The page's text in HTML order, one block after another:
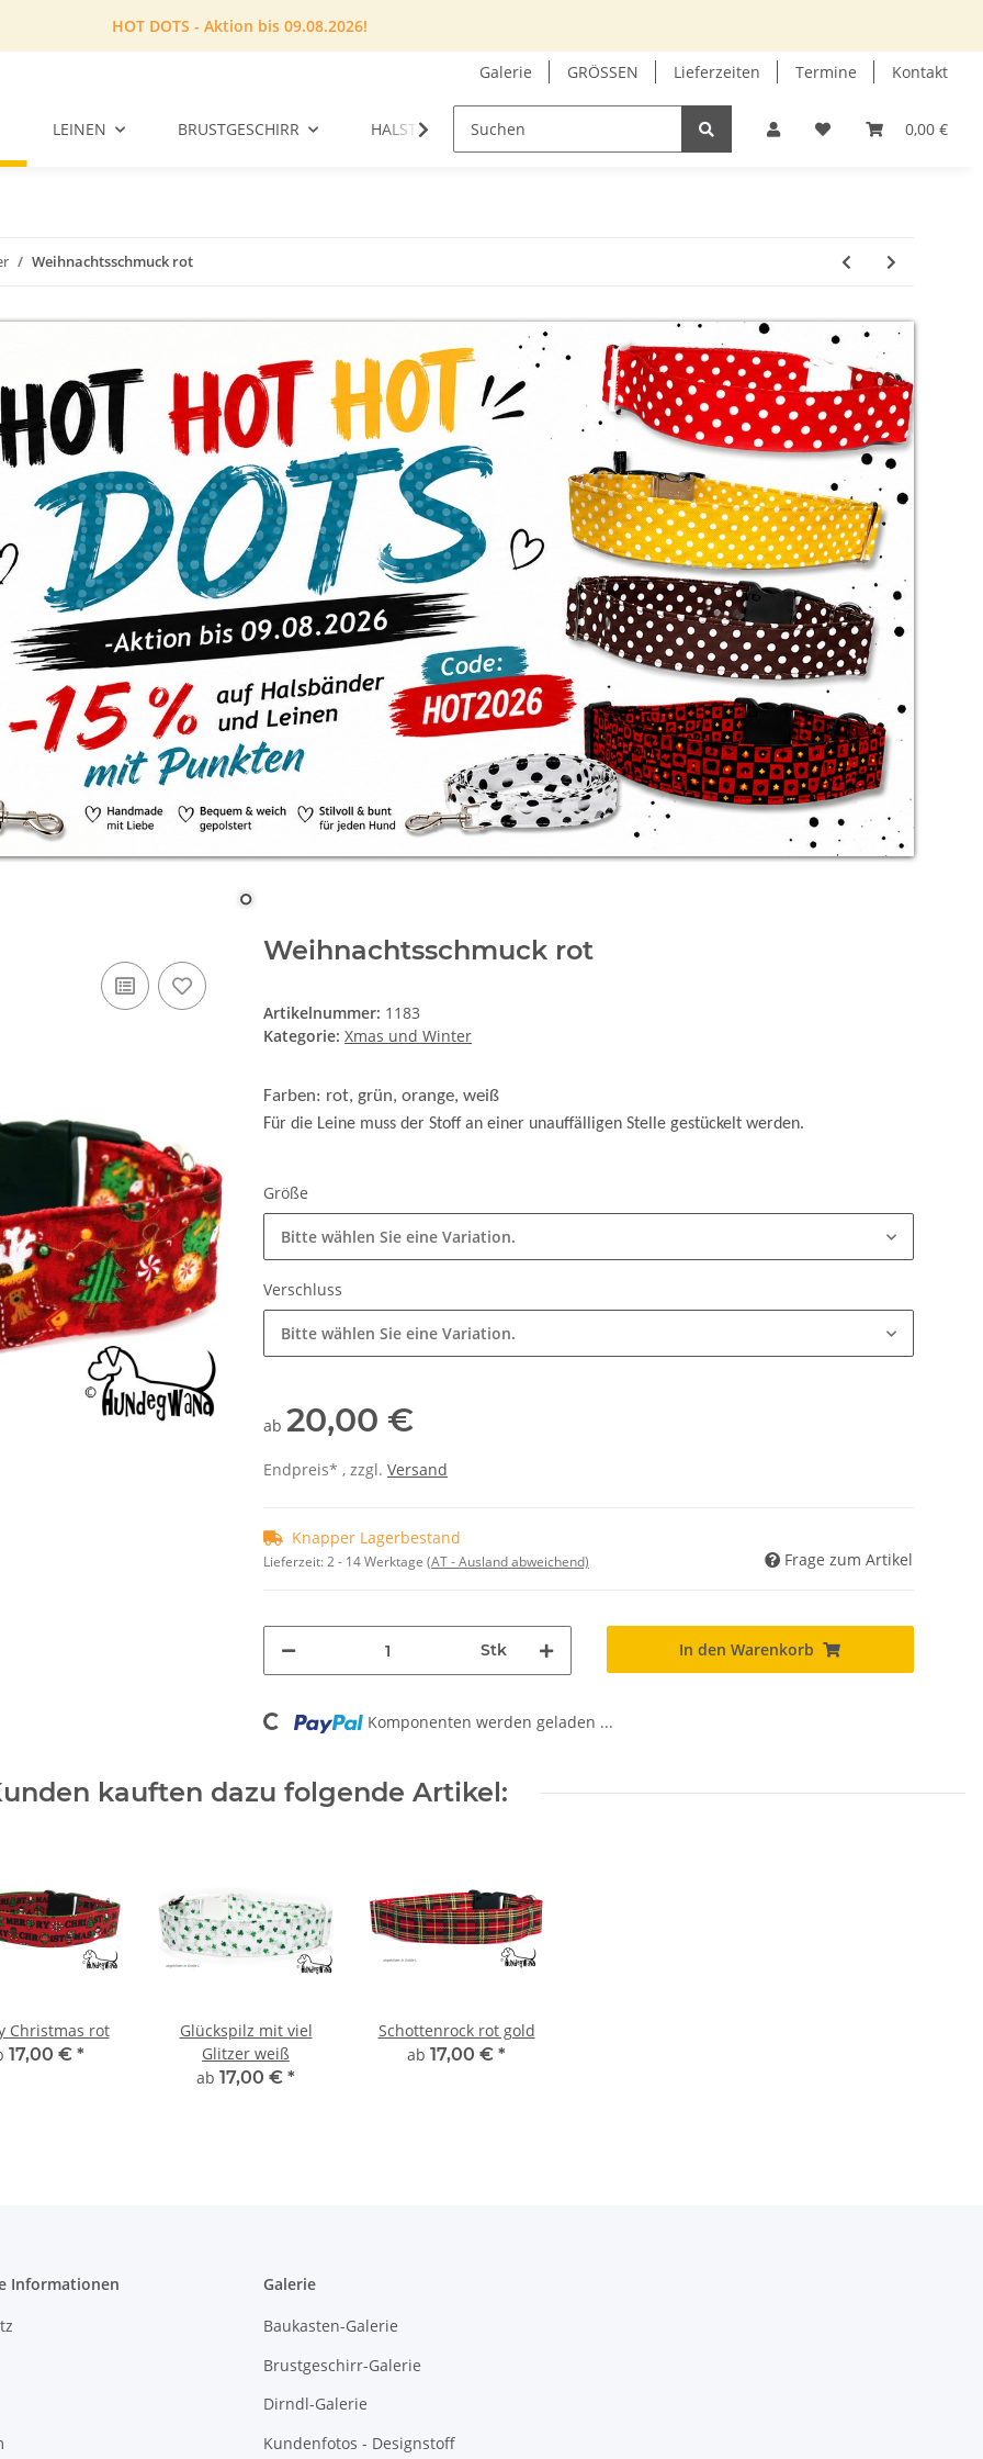
HOT DOTS - Aktion bis 09.08.2026!
Galerie GRÖSSEN Lieferzeiten Termine Kontakt
0,00 €
LEINEN BRUSTGESCHIRR HALSTUCH GUTSCHEIN INFOECKE
Weihnachtsschmuck rot
Weihnachtsschmuck rot
Artikelnummer: 1183
Kategorie: Xmas und Winter
Farben: rot, grün, orange, weiß
Für die Leine muss der Stoff an einer unauffälligen Stelle gestückelt werden.
Größe
Bitte wählen Sie eine Variation.
Verschluss
Bitte wählen Sie eine Variation.
ab 20,00 €
Endpreis* , zzgl. Versand
Knapper Lagerbestand
Lieferzeit:2 - 14 Werktage (AT - Ausland abweichend) Frage zum Artikel
Stk In den Warenkorb
Loading... Komponenten werden geladen ...
kauften dazu folgende Artikel:
Christmas rot
17,00 € *
Glückspilz mit viel
Glitzer weiß
ab 17,00 € *
Schottenrock rot gold
ab 17,00 € *
Informationen Galerie
Baukasten-Galerie
Brustgeschirr-Galerie
Dirndl-Galerie
Kundenfotos - Designstoff